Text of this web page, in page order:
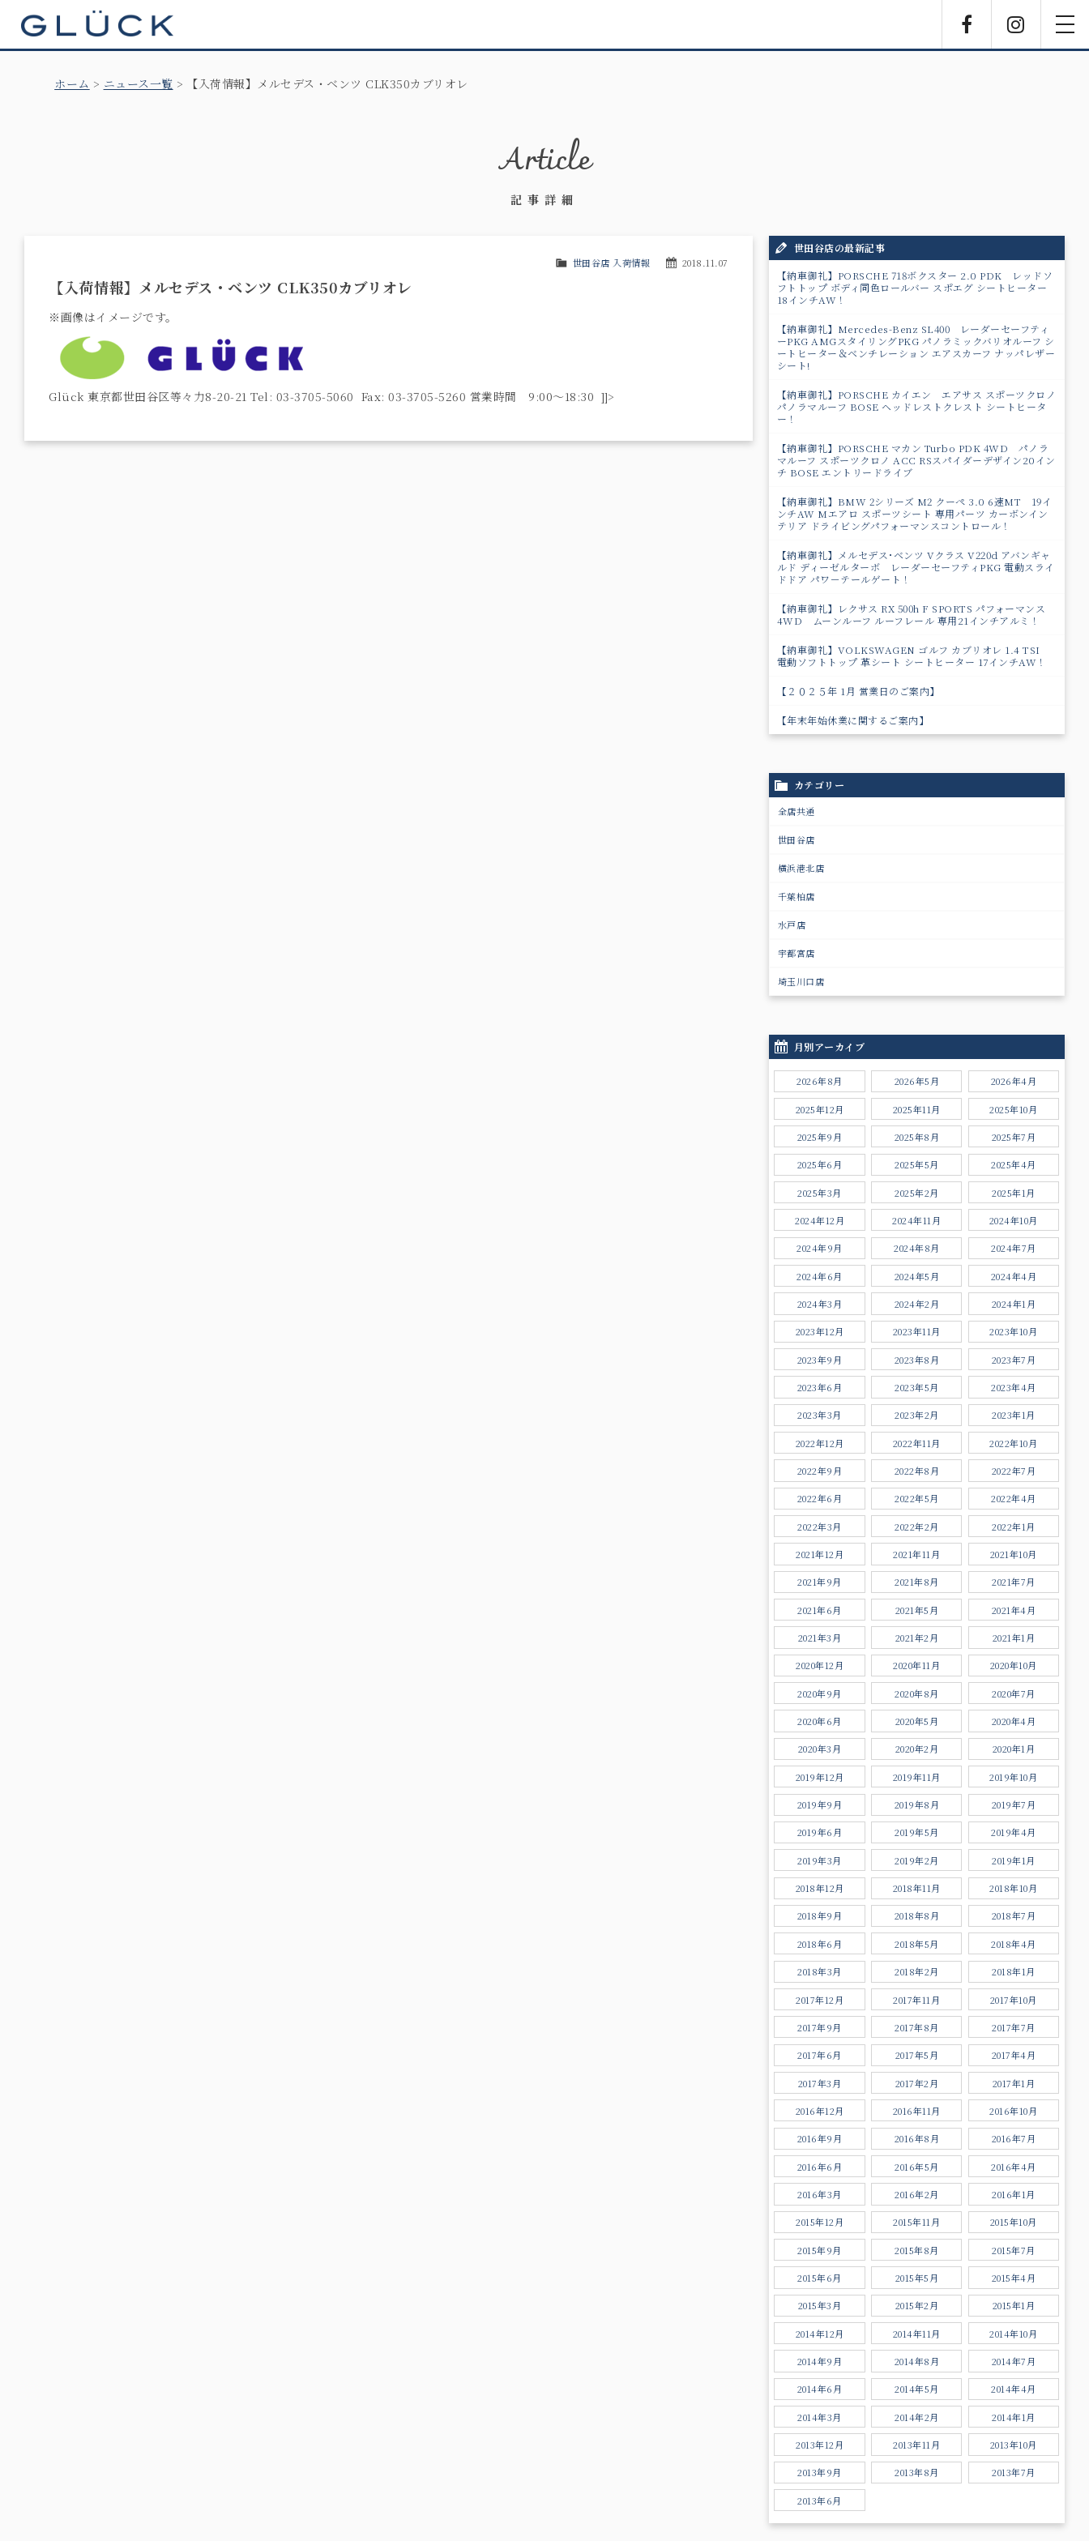
ホーム ニュース一覧 【入荷情報】メルセデス・ベンツ CLK350カブリオレ
Article
記事詳細
2018.11.07
世田谷店 入荷情報
【入荷情報】メルセデス・ベンツ CLK350カブリオレ
※画像はイメージです。
Glück 東京都世田谷区等々力8-20-21 Tel: 03-3705-5060 Fax: 03-3705-5260 営業時間 9:00〜18:30 ]]>
世田谷店の最新記事
【納車御礼】PORSCHE 718ボクスター 2.0 PDK レッドソ
フトトップ ボディ同色ロールバー スポエグ シートヒーター
18インチAW！
【納車御礼】Mercedes-Benz SL400 レーダーセーフティ
ーPKG AMGスタイリングPKG パノラミックバリオルーフ シ
ートヒーター＆ベンチレーション エアスカーフ ナッパレザー
シート!
【納車御礼】PORSCHE カイエン エアサス スポーツクロノ
パノラマルーフ BOSE ヘッドレストクレスト シートヒータ
ー！
【納車御礼】PORSCHE マカン Turbo PDK 4WD パノラ
マルーフ スポーツクロノ ACC RSスパイダーデザイン20イン
チ BOSE エントリードライブ
【納車御礼】BMW 2シリーズ M2 クーペ 3.0 6速MT 19イ
ンチAW Mエアロ スポーツシート 専用パーツ カーボンイン
テリア ドライビングパフォーマンスコントロール！
【納車御礼】メルセデス･ベンツ Vクラス V220d アバンギャ
ルド ディーゼルターボ レーダーセーフティPKG 電動スライ
ドドア パワ－テールゲート！
【納車御礼】レクサス RX 500h F SPORTS パフォーマンス
4WD ムーンルーフ ルーフレール 専用21インチアルミ！
【納車御礼】VOLKSWAGEN ゴルフ カブリオレ 1.4 TSI
電動ソフトトップ 革シート シートヒーター 17インチAW！
【２０２５年 1月 営業日のご案内】
【年末年始休業に関するご案内】
カテゴリー
全店共通
世田谷店
横浜港北店
千葉柏店
水戸店
宇都宮店
埼玉川口店
月別アーカイブ
2026年8月 2026年5月 2026年4月
2025年12月 2025年11月 2025年10月
2025年9月 2025年8月 2025年7月
2025年6月 2025年5月 2025年4月
2025年3月 2025年2月 2025年1月
2024年12月 2024年11月 2024年10月
2024年9月 2024年8月 2024年7月
2024年6月 2024年5月 2024年4月
2024年3月 2024年2月 2024年1月
2023年12月 2023年11月 2023年10月
2023年9月 2023年8月 2023年7月
2023年6月 2023年5月 2023年4月
2023年3月 2023年2月 2023年1月
2022年12月 2022年11月 2022年10月
2022年9月 2022年8月 2022年7月
2022年6月 2022年5月 2022年4月
2022年3月 2022年2月 2022年1月
2021年12月 2021年11月 2021年10月
2021年9月 2021年8月 2021年7月
2021年6月 2021年5月 2021年4月
2021年3月 2021年2月 2021年1月
2020年12月 2020年11月 2020年10月
2020年9月 2020年8月 2020年7月
2020年6月 2020年5月 2020年4月
2020年3月 2020年2月 2020年1月
2019年12月 2019年11月 2019年10月
2019年9月 2019年8月 2019年7月
2019年6月 2019年5月 2019年4月
2019年3月 2019年2月 2019年1月
2018年12月 2018年11月 2018年10月
2018年9月 2018年8月 2018年7月
2018年6月 2018年5月 2018年4月
2018年3月 2018年2月 2018年1月
2017年12月 2017年11月 2017年10月
2017年9月 2017年8月 2017年7月
2017年6月 2017年5月 2017年4月
2017年3月 2017年2月 2017年1月
2016年12月 2016年11月 2016年10月
2016年9月 2016年8月 2016年7月
2016年6月 2016年5月 2016年4月
2016年3月 2016年2月 2016年1月
2015年12月 2015年11月 2015年10月
2015年9月 2015年8月 2015年7月
2015年6月 2015年5月 2015年4月
2015年3月 2015年2月 2015年1月
2014年12月 2014年11月 2014年10月
2014年9月 2014年8月 2014年7月
2014年6月 2014年5月 2014年4月
2014年3月 2014年2月 2014年1月
2013年12月 2013年11月 2013年10月
2013年9月 2013年8月 2013年7月
2013年6月